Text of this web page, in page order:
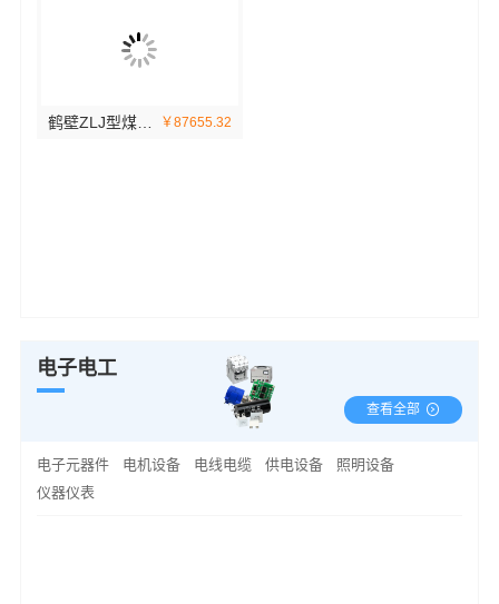
鹤壁ZLJ型煤矿巷道用钻机与瓦斯防治理工作深入融合 ￥87655.32
电子电工
查看全部
电子元器件 电机设备 电线电缆 供电设备
照明设备
仪器仪表